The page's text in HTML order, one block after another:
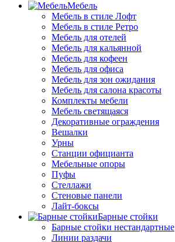
Мебель
Мебель в стиле Лофт
Мебель в стиле Ретро
Мебель для отелей
Мебель для кальянной
Мебель для кофеен
Мебель для офиса
Мебель для зон ожидания
Мебель для салона красоты
Комплекты мебели
Мебель светящаяся
Декоративные ограждения
Вешалки
Урны
Станции официанта
Мебельные опоры
Пуфы
Стеллажи
Стеновые панели
Лайт-боксы
Барные стойки
Барные стойки нестандартные
Линии раздачи